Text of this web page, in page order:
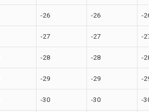
-26 -26 -
-27 -27 -
-28 -28 -
-29 -29 -
-30 -30 -